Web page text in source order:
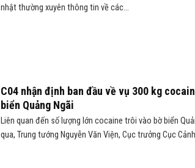
nhật thường xuyên thông tin về các...
C04 nhận định ban đầu về vụ 300 kg
biển Quảng Ngãi
Liên quan đến số lượng lớn cocaine trôi vào bờ biển
qua, Trung tướng Nguyễn Văn Viện, Cục trưởng Cục